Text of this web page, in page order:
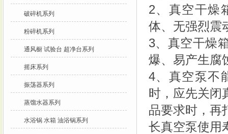
2、真空干燥
体、无强烈震
3、真空干燥
爆、易产生腐
4、真空泵不
时，应先关闭
品要求时，再
长真空泵使用
破碎机系列
粉碎机系列
通风橱 试验台 超净台系列
摇床系列
振荡器系列
蒸馏水器系列
水浴锅 水箱 油浴锅系列